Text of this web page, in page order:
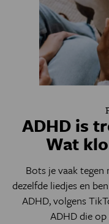
ADHD is
Wat
Bots je vaak tegen
dezelfde liedjes en
ADHD, volgens
ADHD die